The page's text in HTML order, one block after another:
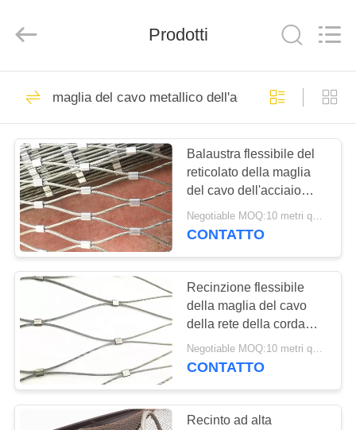
CASA
PRODOTTI
CIRCA
NOI
GIRO
DELLA
FABBRICA
CONTROLLO
DI
QUALITÀ
dell'acciaio
inossidabile
fornitore.
2018
decorativeropemesh.com.
maglia del cavo
metallico dell'acciaio
inossidabile
Maglia decorativa
della corda
23
Prodotti
maglia del cavo metallico dell'acciaio inossidabile
Balaustra flessibile del
reticolato della maglia
del cavo dell'acciaio
inossidabile 316 per i
porticcioli
Negotiable MOQ:10 metri quadrati
CONTATTO
Recinzione flessibile
della maglia del cavo
della rete della corda
dell'acciaio inossidabile
di forma 7x7 del
Negotiable MOQ:10 metri quadrati
CONTATTO
Recinto ad alta